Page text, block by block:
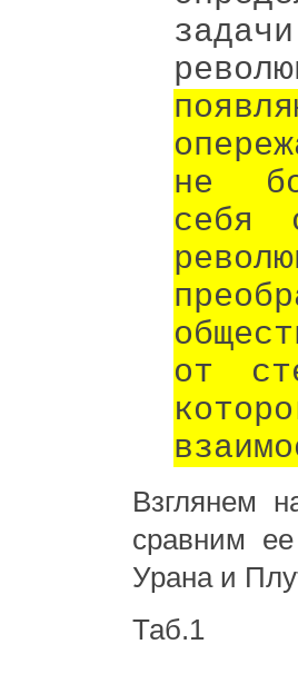
не
себя
от
Взглянем
сравним
Урана и
Таб.1